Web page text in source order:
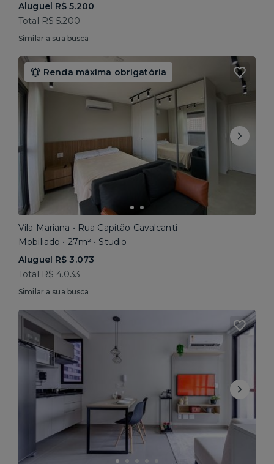
Aluguel R$ 5.200
Total R$ 5.200
Similar a sua busca
Renda máxima obrigatória
Vila Mariana • Rua Capitão Cavalcanti
Mobiliado • 27m² • Studio
Aluguel R$ 3.073
Total R$ 4.033
Similar a sua busca